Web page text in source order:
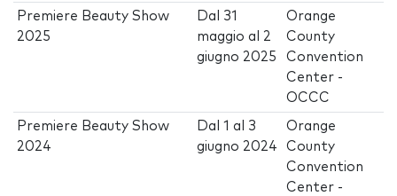
Premiere Beauty Show
2025
Dal 31
maggio al 2
giugno 2025
Orange
County
Convention
Center -
OCCC
Premiere Beauty Show
2024
Dal1 al 3
giugno 2024
Orange
County
Convention
Center -